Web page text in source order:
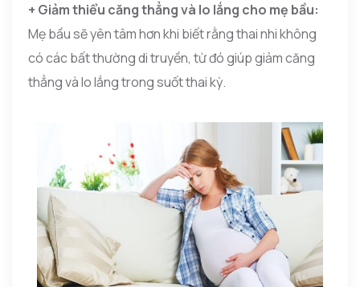
+ Giảm thiểu căng thẳng và lo lắng cho mẹ bầu:
Mẹ bầu sẽ yên tâm hơn khi biết rằng thai nhi không
có các bất thường di truyền, từ đó giúp giảm căng
thẳng và lo lắng trong suốt thai kỳ.